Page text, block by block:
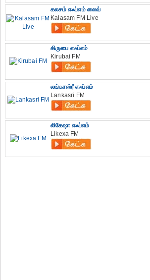
கலசம் எஃப்எம் லைவ்
Kalasam FM Live
கிருபை எஃப்எம்
Kirubai FM
லங்காஸ்ரீ எஃப்எம்
Lankasri FM
லிகேஷா எஃப்எம்
Likexa FM